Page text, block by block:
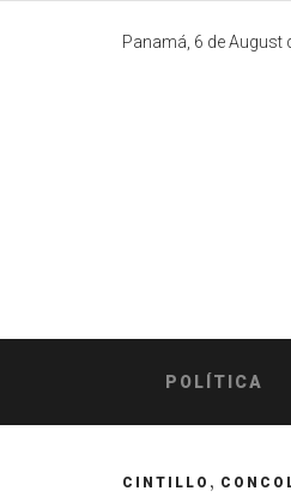
Panamá, 6 de August
POLÍTICA
CINTILLO ,